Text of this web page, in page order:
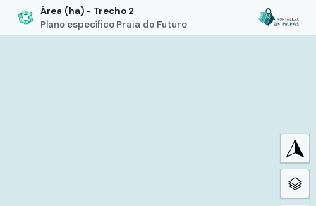
Área (ha) - Trecho 2
Plano específico Praia do Futuro